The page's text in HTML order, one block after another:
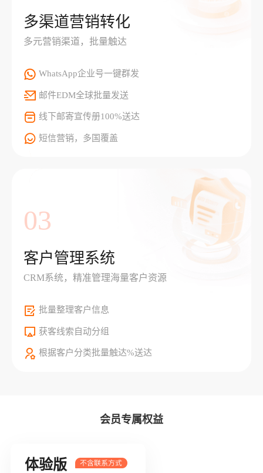
多渠道营销转化
多元营销渠道，批量触达
WhatsApp企业号一键群发
邮件EDM全球批量发送
线下邮寄宣传册100%送达
短信营销，多国覆盖
03
客户管理系统
CRM系统，精准管理海量客户资源
批量整理客户信息
获客线索自动分组
根据客户分类批量触达%送达
会员专属权益
体验版